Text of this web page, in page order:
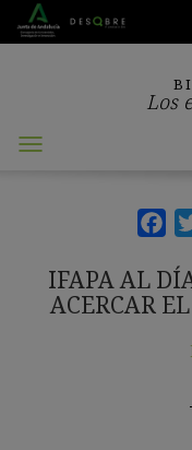
Los
Abrir
IFAPA AL
ACERCAR